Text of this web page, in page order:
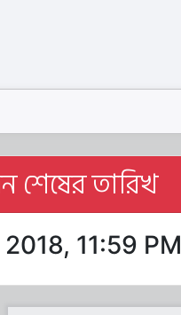
তারিখ
11:59 PM